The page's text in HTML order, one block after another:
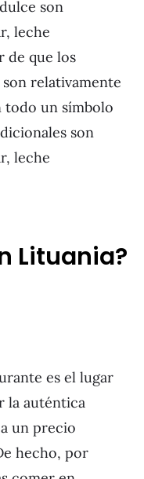
son
leche
de que los
relativamente
todo un símbolo
son
leche
Lituania?
es el lugar
la auténtica
un precio
hecho, por